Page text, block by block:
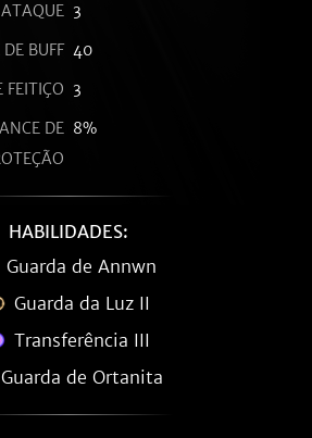
3
BUFF 40
FEITIÇO 3
DE 8%
HABILIDADES:
Guarda de Annwn
Guarda da Luz II
Transferência III
Guarda de Ortanita